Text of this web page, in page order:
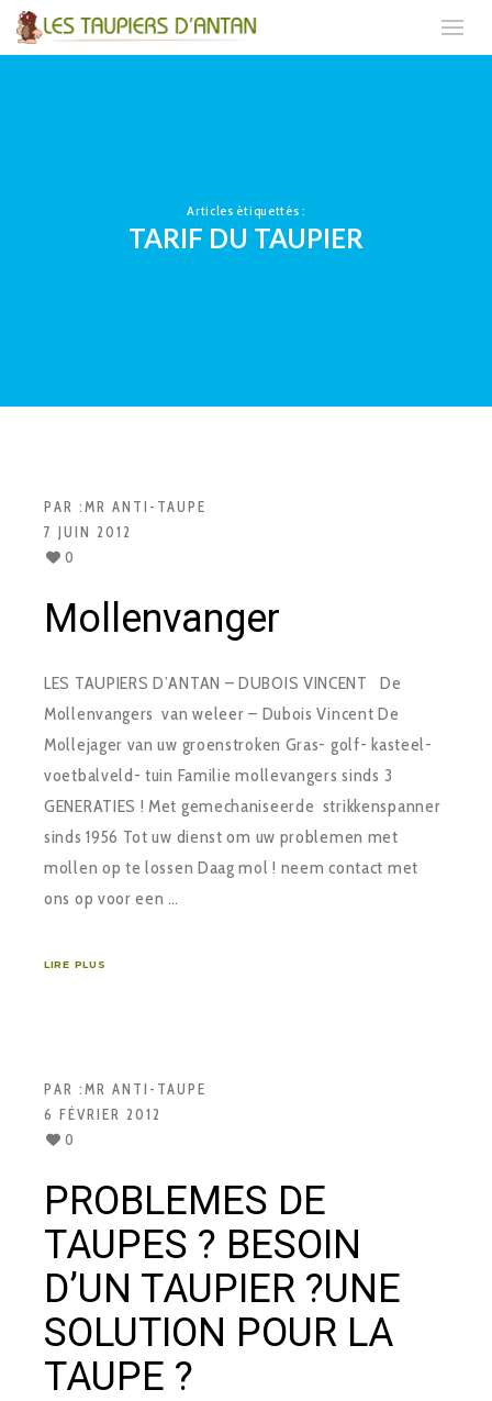
Articles étiquettés :
TARIF DU TAUPIER
PAR :MR ANTI-TAUPE
7 JUIN 2012
0
Mollenvanger
LES TAUPIERS D’ANTAN – DUBOIS VINCENT De
Mollenvangers van weleer – Dubois Vincent De
Mollejager van uw groenstroken Gras- golf- kasteel-
voetbalveld- tuin Familie mollevangers sinds 3
GENERATIES ! Met gemechaniseerde strikkenspanner
sinds 1956 Tot uw dienst om uw problemen met
mollen op te lossen Daag mol ! neem contact met
ons op voor een …
LIRE PLUS
PAR :MR ANTI-TAUPE
6 FÉVRIER 2012
0
PROBLEMES DE
TAUPES ? BESOIN
D’UN TAUPIER ?UNE
SOLUTION POUR LA
TAUPE ?